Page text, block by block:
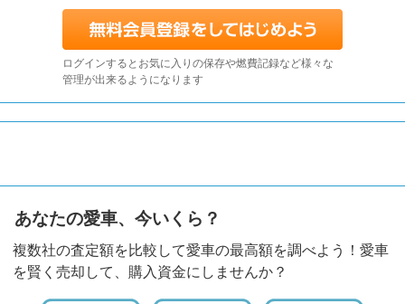
ログインするとお気に入りの保存や燃費記録など様々な
管理が出来るようになります
あなたの愛車、今いくら？
複数社の査定額を比較して愛車の最高額を調べよう！愛車
を賢く売却して、購入資金にしませんか？